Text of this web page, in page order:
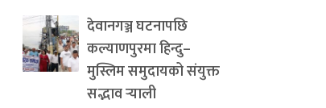
देवानगञ्ज घटनापछि
कल्याणपुरमा हिन्दु–
मुस्लिम समुदायको संयुक्त
सद्भाव र्‍याली